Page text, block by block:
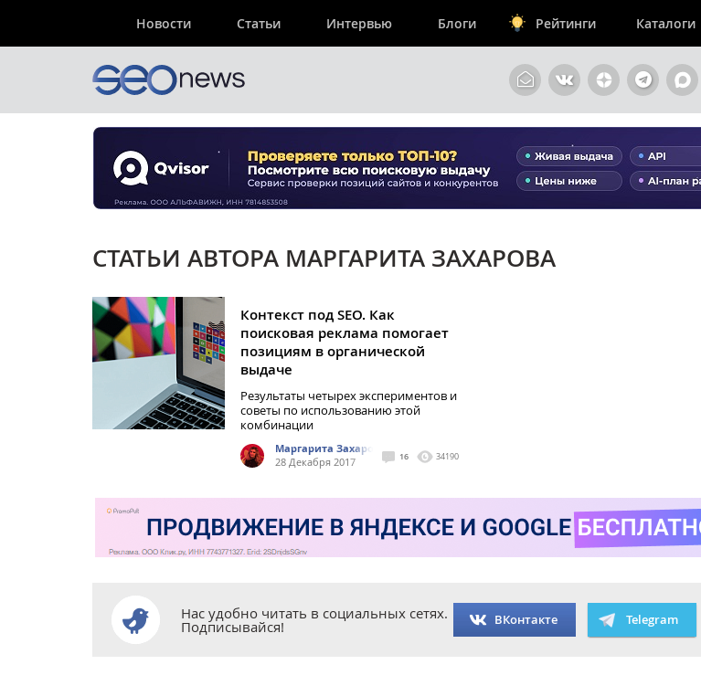
Новости Статьи Интервью Блоги Рейтинги Каталоги
СТАТЬИ АВТОРА МАРГАРИТА ЗАХАРОВА
Контекст под SEO. Как
поисковая реклама помогает
позициям в органической
выдаче
Результаты четырех экспериментов и
советы по использованию этой
комбинации
Маргарита Захарова
28 Декабря 2017
16 34190
Нас удобно читать в социальных сетях.
Подписывайся! ВКонтакте Telegram